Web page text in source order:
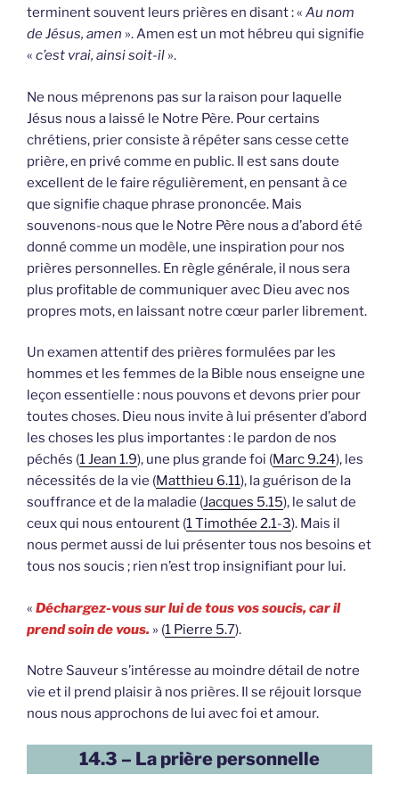
terminent souvent leurs prières en disant : « Au nom
de Jésus, amen ». Amen est un mot hébreu qui signifie
« c’est vrai, ainsi soit-il ».
Ne nous méprenons pas sur la raison pour laquelle
Jésus nous a laissé le Notre Père. Pour certains
chrétiens, prier consiste à répéter sans cesse cette
prière, en privé comme en public. Il est sans doute
excellent de le faire régulièrement, en pensant à ce
que signifie chaque phrase prononcée. Mais
souvenons-nous que le Notre Père nous a d’abord été
donné comme un modèle, une inspiration pour nos
prières personnelles. En règle générale, il nous sera
plus profitable de communiquer avec Dieu avec nos
propres mots, en laissant notre cœur parler librement.
Un examen attentif des prières formulées par les
hommes et les femmes de la Bible nous enseigne une
leçon essentielle : nous pouvons et devons prier pour
toutes choses. Dieu nous invite à lui présenter d’abord
les choses les plus importantes : le pardon de nos
péchés (1 Jean 1.9), une plus grande foi (Marc 9.24), les
nécessités de la vie (Matthieu 6.11), la guérison de la
souffrance et de la maladie (Jacques 5.15), le salut de
ceux qui nous entourent (1 Timothée 2.1-3). Mais il
nous permet aussi de lui présenter tous nos besoins et
tous nos soucis ; rien n’est trop insignifiant pour lui.
« Déchargez-vous sur lui de tous vos soucis, car il
prend soin de vous. » (1 Pierre 5.7).
Notre Sauveur s’intéresse au moindre détail de notre
vie et il prend plaisir à nos prières. Il se réjouit lorsque
nous nous approchons de lui avec foi et amour.
14.3 – La prière personnelle